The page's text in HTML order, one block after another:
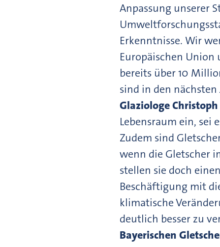
Anpassung unserer
Erkenntnisse. Wir
Europäischen
bereits über 10
sind in den
Glaziologe
Lebensraum ein, sei
Zudem sind
wenn die Gletscher
stellen sie doch
Beschäftigung mit
klimatische
deutlich besser zu
Bayerischen